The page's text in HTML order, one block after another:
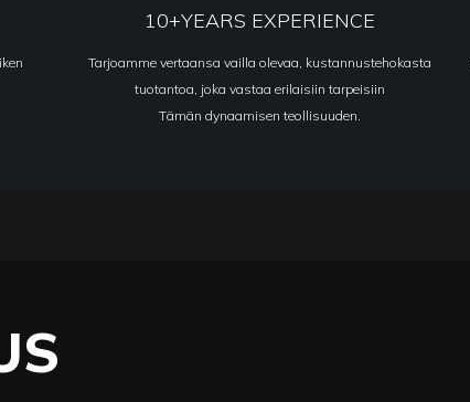
10+YEARS EXPERIENCE
Tarjoamme vertaansa vailla olevaa, kustannustehokasta
tuotantoa, joka vastaa erilaisiin tarpeisiin
Tämän dynaamisen teollisuuden.